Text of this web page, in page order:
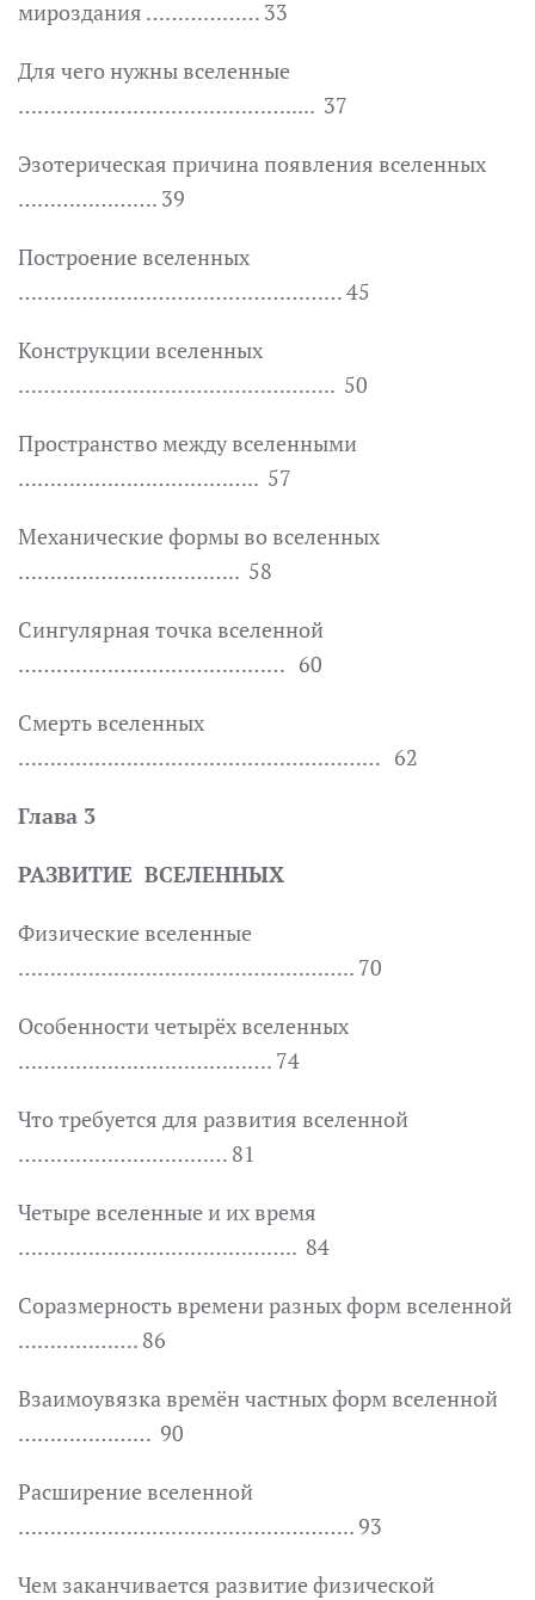
мироздания ……………… 33
Для чего нужны вселенные
……………………………………..... 37
Эзотерическая причина появления вселенных
…………………. 39
Построение вселенных
…………………………………………… 45
Конструкции вселенных
………………………………………….. 50
Пространство между вселенными
……………………………….. 57
Механические формы во вселенных
…………………………….. 58
Сингулярная точка вселенной
…………………………………… 60
Смерть вселенных
………………………………………………… 62
Глава 3
РАЗВИТИЕ ВСЕЛЕННЫХ
Физические вселенные
…………………………………………….. 70
Особенности четырёх вселенных
…………………………………. 74
Что требуется для развития вселенной
…………………………… 81
Четыре вселенные и их время
…………………………………….. 84
Соразмерность времени разных форм вселенной
………………. 86
Взаимоувязка времён частных форм вселенной
………………… 90
Расширение вселенной
…………………………………………….. 93
Чем заканчивается развитие физической